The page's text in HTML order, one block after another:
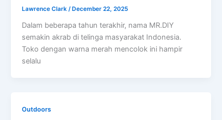
Lawrence Clark/ December 22, 2025
Dalam beberapa tahun terakhir, nama MR.DIY
semakin akrab di telinga masyarakat Indonesia.
Toko dengan warna merah mencolok ini hampir
selalu
Outdoors